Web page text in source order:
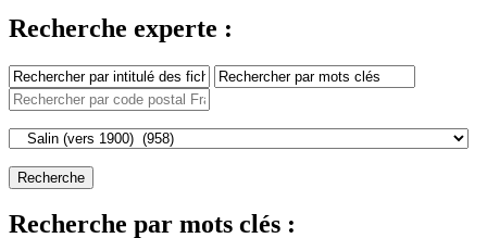
Recherche experte :
Recherche par mots clés :